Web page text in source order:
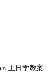
主日学教案